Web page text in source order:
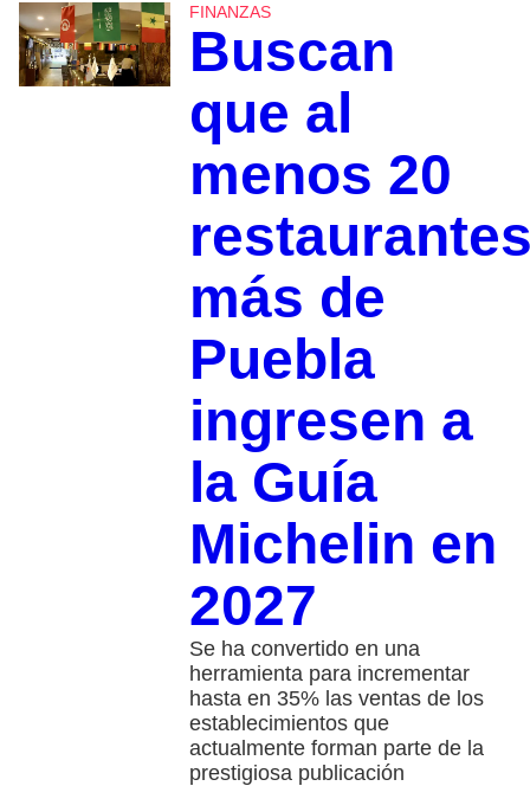
FINANZAS
Buscan
que al
menos 20
más de
Puebla
ingresen a
la Guía
Michelin en
2027
Se ha convertido en una
herramienta para incrementar
hasta en 35% las ventas de los
establecimientos que
actualmente forman parte de la
prestigiosa publicación